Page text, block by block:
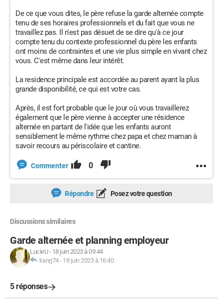
De ce que vous dites, le père refuse la garde alternée compte
tenu de ses horaires professionnels et du fait que vous ne
travaillez pas. Il n'est pas désuet de se dire qu'à ce jour
compte tenu du contexte professionnel du père les enfants
ont moins de contraintes et une vie plus simple en vivant chez
vous. C'est même dans leur intérêt.
La residence principale est accordée au parent ayant la plus
grande disponibilité, ce qui est votre cas.
Après, il est fort probable que le jour où vous travaillerez
également que le père vienne à accepter une résidence
alternée en partant de l'idée que les enfants auront
sensiblement le même rythme chez papa et chez maman à
savoir recours au périscolaire et cantine.
Commenter 0
Répondre Posez votre question
Discussions similaires
Garde alternée et planning employeur
LucieU- 18 juin 2023 à 09:44
kang74- 18 juin 2023 à 16:40
5 réponses